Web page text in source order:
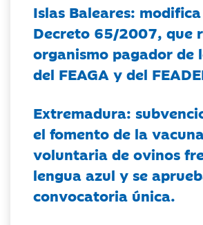
Islas Baleares:
Decreto 65/2007, que
organismo pagador de
del FEAGA y del
Extremadura:
el fomento de la
voluntaria de ovinos
lengua azul y se
convocatoria única.